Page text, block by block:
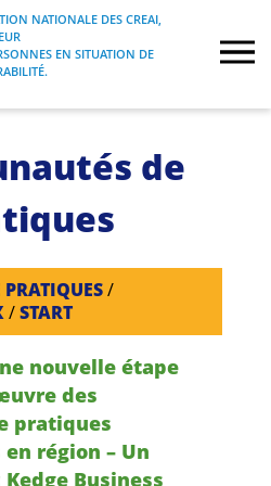
NATIONALE DES CREAI, EN
DES PERSONNES EN SITUATION
NATIONALE DES CREAI,
EN SITUATION DE
de
/
/START
nouvelle étape
des
pratiques
région – Un
Business